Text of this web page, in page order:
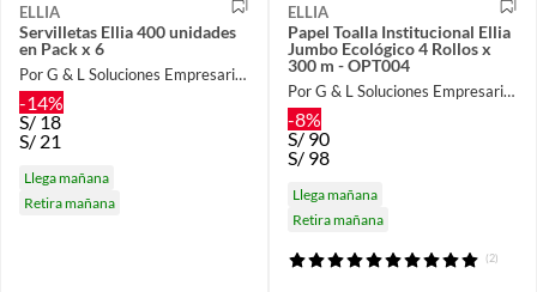
ELLIA
Servilletas Ellia 400 unidades
en Pack x 6
Por G & L Soluciones Empresariales
-14%
S/18
S/ 21
Llega mañana
Retira mañana
ELLIA
Papel Toalla Institucional Ellia
Jumbo Ecológico 4 Rollos x
300 m - OPT004
Por G & L Soluciones Empresariales
-8%
S/90
S/ 98
Llega mañana
Retira mañana
(2)